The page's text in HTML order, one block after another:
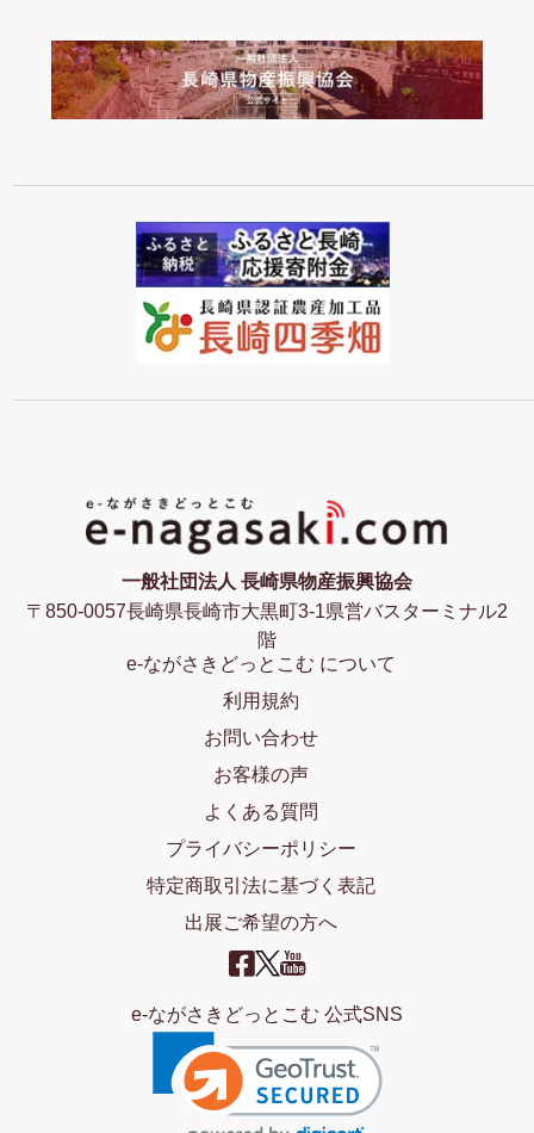
一般社団法人 長崎県物産振興協会
〒850-0057長崎県長崎市大黒町3-1県営バスターミナル2
階
e-ながさきどっとこむ について
利用規約
お問い合わせ
お客様の声
よくある質問
プライバシーポリシー
特定商取引法に基づく表記
出展ご希望の方へ
e-ながさきどっとこむ 公式SNS